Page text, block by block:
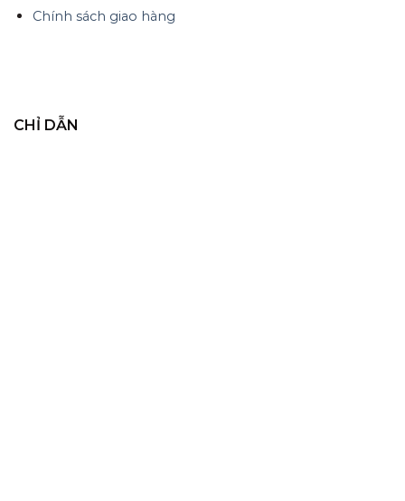
Chính sách giao hàng
CHỈ DẪN